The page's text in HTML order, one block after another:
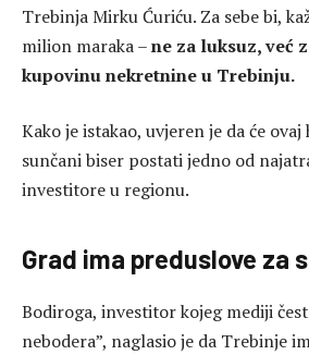
Trebinja Mirku Ćuriću. Za sebe bi,
milion maraka –ne za luksuz, već
kupovinu nekretnine u Trebinju.
Kako je istakao, uvjeren je da će ovaj
sunčani biser postati jedno od
investitore u regionu.
Grad ima preduslove za
Bodiroga, investitor kojeg mediji
nebodera”, naglasio je da Trebinje